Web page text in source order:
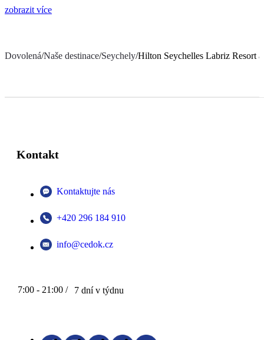
zobrazit více
Dovolená/Naše destinace/Seychely/Hilton Seychelles Labriz Resort
Kontakt
Kontaktujte nás
+420 296 184 910
info@cedok.cz
7:00 - 21:00 / 7 dní v týdnu